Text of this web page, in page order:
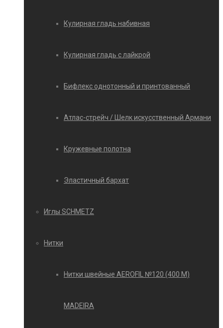
Кулирная гладь набивная
Кулирная гладь с лайкрой
Бифлекс однотонный и принтованный
Атлас-стрейч / Шелк искусственный Армани
Кружевные полотна
Эластичный бархат
Иглы SCHMETZ
Нитки
Нитки швейные AEROFIL №120 (400 М)
MADEIRA